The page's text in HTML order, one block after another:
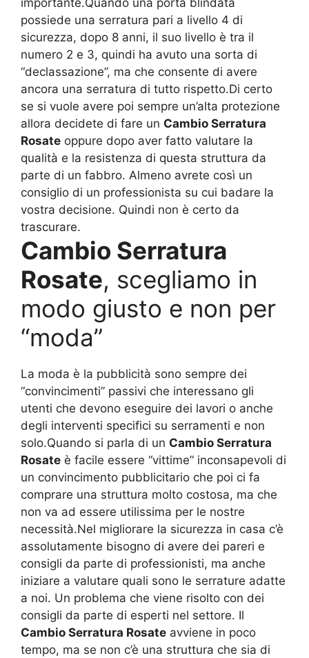
importante.Quando una porta blindata
possiede una serratura pari a livello 4 di
sicurezza, dopo 8 anni, il suo livello è tra il
numero 2 e 3, quindi ha avuto una sorta di
“declassazione”, ma che consente di avere
ancora una serratura di tutto rispetto.Di certo
se si vuole avere poi sempre un’alta protezione
allora decidete di fare un Cambio Serratura
Rosate oppure dopo aver fatto valutare la
qualità e la resistenza di questa struttura da
parte di un fabbro. Almeno avrete così un
consiglio di un professionista su cui badare la
vostra decisione. Quindi non è certo da
trascurare.
Cambio Serratura
Rosate, scegliamo in
modo giusto e non per
“moda”
La moda è la pubblicità sono sempre dei
“convincimenti” passivi che interessano gli
utenti che devono eseguire dei lavori o anche
degli interventi specifici su serramenti e non
solo.Quando si parla di un Cambio Serratura
Rosate è facile essere “vittime” inconsapevoli di
un convincimento pubblicitario che poi ci fa
comprare una struttura molto costosa, ma che
non va ad essere utilissima per le nostre
necessità.Nel migliorare la sicurezza in casa c’è
assolutamente bisogno di avere dei pareri e
consigli da parte di professionisti, ma anche
iniziare a valutare quali sono le serrature adatte
a noi. Un problema che viene risolto con dei
consigli da parte di esperti nel settore. Il
Cambio Serratura Rosate avviene in poco
tempo, ma se non c’è una struttura che sia di